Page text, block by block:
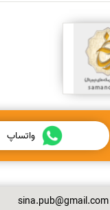
واتساپ
sina.pub@gmail.com